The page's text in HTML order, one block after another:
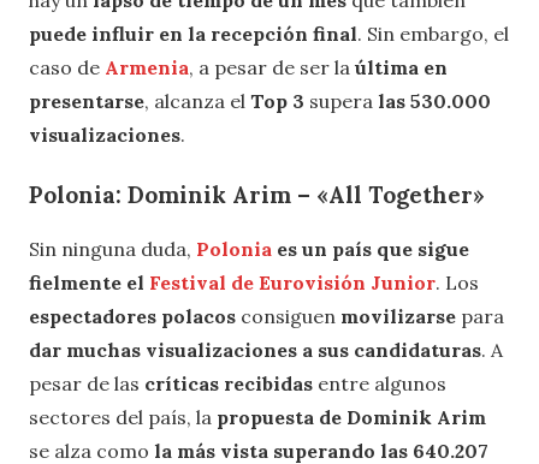
puede influir en la recepción final. Sin embargo, el
caso de Armenia, a pesar de ser la última en
presentarse, alcanza el Top 3 supera las 530.000
visualizaciones.
Polonia: Dominik Arim – «All Together»
Sin ninguna duda, Polonia es un país que sigue
fielmente el Festival de Eurovisión Junior. Los
espectadores polacos consiguen movilizarse para
dar muchas visualizaciones a sus candidaturas. A
pesar de las críticas recibidas entre algunos
sectores del país, la propuesta de Dominik Arim
se alza como la más vista superando las 640.207